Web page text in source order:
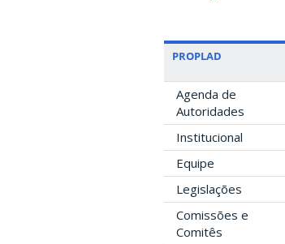
PROPLAD
Agenda de
Autoridades
Institucional
Equipe
Legislações
Comissões e
Comitês